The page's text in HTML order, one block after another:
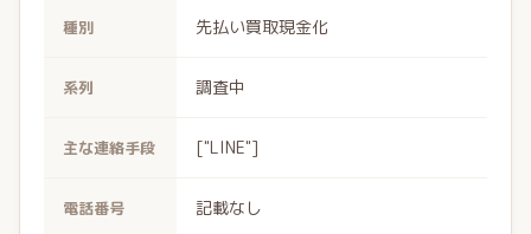
種別 先払い買取現金化
系列 調査中
主な連絡手段 ["LINE"]
電話番号 記載なし